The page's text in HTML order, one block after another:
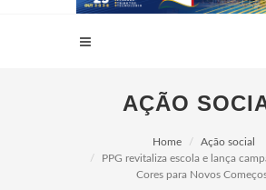
AÇÃO
Home
Ação social
PPG revitaliza escola e lança
Cores para Novos